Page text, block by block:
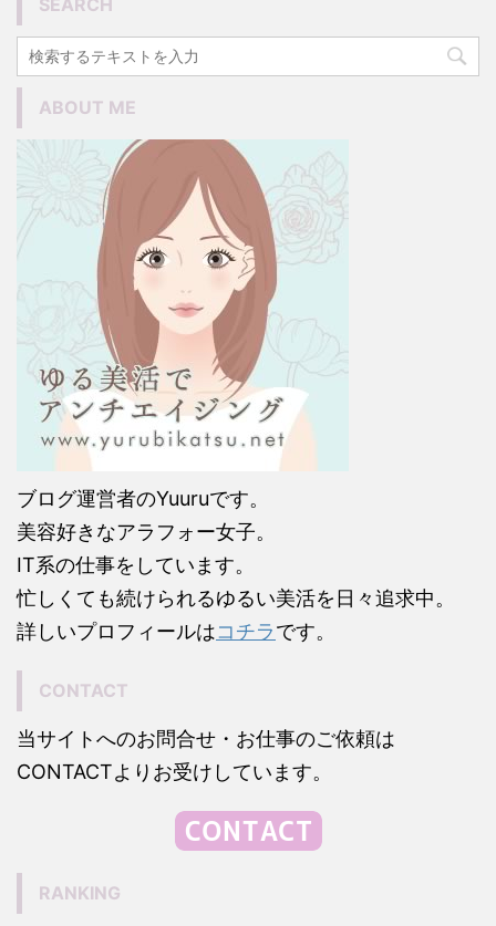
SEARCH
ABOUT ME
ブログ運営者のYuuruです。
美容好きなアラフォー女子。
IT系の仕事をしています。
忙しくても続けられるゆるい美活を日々追求中。
詳しいプロフィールはコチラです。
CONTACT
当サイトへのお問合せ・お仕事のご依頼は
CONTACTよりお受けしています。
RANKING